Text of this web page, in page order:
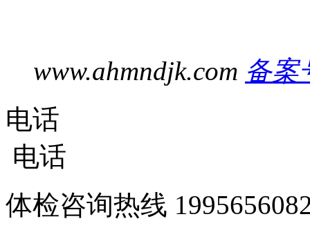
www.ahmndjk.com 备案
电话
电话
体检咨询热线